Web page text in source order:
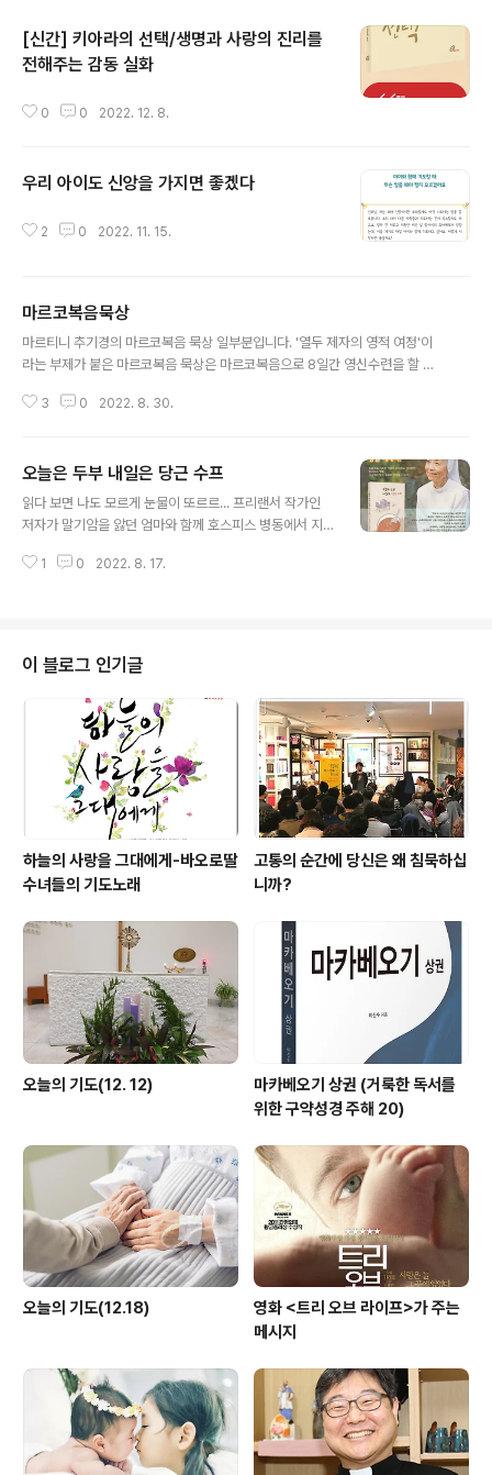
[신간] 키아라의 선택/생명과 사랑의 진리를
전해주는 감동 실화
0 0 2022. 12. 8.
우리 아이도 신앙을 가지면 좋겠다
2 0 2022. 11. 15.
마르코복음묵상
마르티니 추기경의 마르코복음 묵상 일부분입니다. '열두 제자의 영적 여정'이
라는 부제가 붙은 마르코복음 묵상은 마르코복음으로 8일간 영신수련을 할 수
되어 있습니다. 선선한 바람을 맞으며 차분히 앉아 묵상을 하고 싶을 때 기도하
vcsc
3 0 2022. 8. 30.
오늘은 두부 내일은 당근 수프
읽다 보면 나도 모르게 눈물이 또르르... 프리랜서 작가인
저자가 말기암을 앓던 엄마와 함께 호스피스 병동에서 지
코 수녀님의 기발하고 독특하지만 떠나는 사람의 마음을
를 위해 매일 정성스레 음식을 준비하고, 그 음식에 담긴 마
지막 사랑을 통해 빚어낸 엄마와의 짧은 행복의 순간들을
영원히 기억하고 싶은 마음을 담은 제목의 책 “오늘은 두부
내일은 당근 수프”입니다. 책 보러가요 : https://bit.ly/3b
1 0 2022. 8. 17.
이 블로그 인기글
하늘의 사랑을 그대에게-바오로딸
수녀들의 기도노래
고통의 순간에 당신은 왜 침묵하십
니까?
오늘의 기도(12. 12)
마카베오기 상권 (거룩한 독서를
위한 구약성경 주해 20)
오늘의 기도(12.18)
영화 <트리 오브 라이프>가 주는
메시지